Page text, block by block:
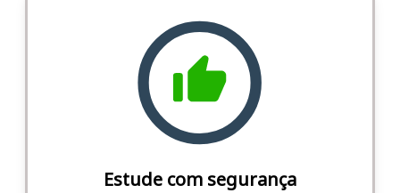
Estude com segurança